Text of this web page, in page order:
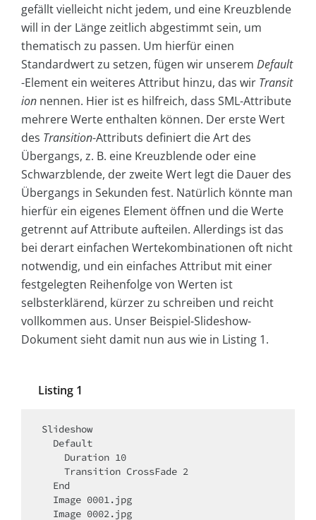
gefällt vielleicht nicht jedem, und eine Kreuzblende
will in der Länge zeitlich abgestimmt sein, um
thematisch zu passen. Um hierfür einen
Standardwert zu setzen, fügen wir unserem Default
-Element ein weiteres Attribut hinzu, das wir Transit
ion nennen. Hier ist es hilfreich, dass SML-Attribute
mehrere Werte enthalten können. Der erste Wert
des Transition-Attributs definiert die Art des
Übergangs, z. B. eine Kreuzblende oder eine
Schwarzblende, der zweite Wert legt die Dauer des
Übergangs in Sekunden fest. Natürlich könnte man
hierfür ein eigenes Element öffnen und die Werte
getrennt auf Attribute aufteilen. Allerdings ist das
bei derart einfachen Wertekombinationen oft nicht
notwendig, und ein einfaches Attribut mit einer
festgelegten Reihenfolge von Werten ist
selbsterklärend, kürzer zu schreiben und reicht
vollkommen aus. Unser Beispiel-Slideshow-
Dokument sieht damit nun aus wie in Listing 1.
Listing 1
Slideshow